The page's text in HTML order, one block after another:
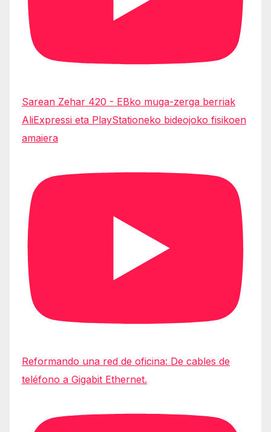
Sarean Zehar 420 - EBko muga-zerga berriak
AliExpressi eta PlayStationeko bideojoko fisikoen
amaiera
Reformando una red de oficina: De cables de
teléfono a Gigabit Ethernet.